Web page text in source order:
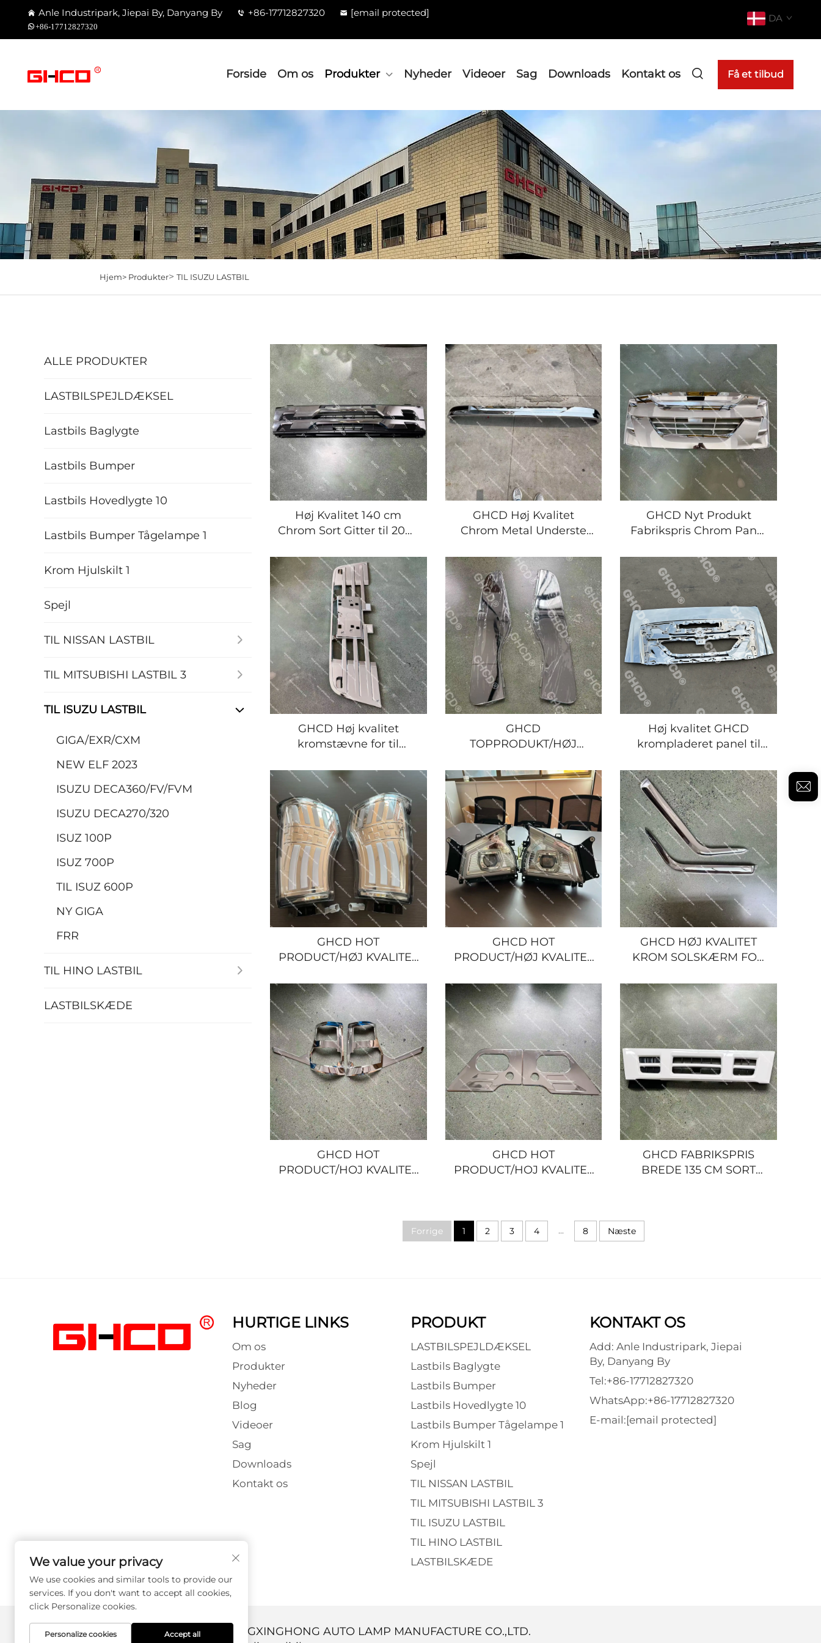
Anle Industripark, Jiepai By, Danyang By +86-17712827320 [email protected]
+86-17712827320
DA
Forside Om os Produkter Nyheder Videoer Sag Downloads Kontakt os Få et tilbud
Hjem> Produkter> TIL ISUZU LASTBIL
ALLE PRODUKTER
LASTBILSPEJLDÆKSEL
Lastbils Baglygte
Lastbils Bumper
Lastbils Hovedlygte 10
Lastbils Bumper Tågelampe 1
Krom Hjulskilt 1
Spejl
TIL NISSAN LASTBIL
TIL MITSUBISHI LASTBIL 3
TIL ISUZU LASTBIL
GIGA/EXR/CXM
NEW ELF 2023
ISUZU DECA360/FV/FVM
ISUZU DECA270/320
ISUZ 100P
ISUZ 700P
TIL ISUZ 600P
NY GIGA
FRR
TIL HINO LASTBIL
LASTBILSKÆDE
Høj Kvalitet 140 cm
Chrom Sort Gitter til 2008
FRR/HINO/MITSUBISHI/NISSAN
Japanske Lastbiler Hot
Product Plastik Ny
GHCD Høj Kvalitet
Chrom Metal Underste
Japanske Lastbilmærker
Giga Hino Isuzu
Mitsubishi
GHCD Nyt Produkt
Fabrikspris Chrom Panel
til ISUZU New GIGA/HNO
til NISSAN MITSUBISHI
Fremstillet af
GHCD Høj kvalitet
kromstævne for til
Isuzu New Giga Hino
Nissan Mitsubishi
GHCD
TOPPRODUKT/HØJ
KROMPLATERET
SIDEPANELET FOR
JAPANSKE LASTBILER
2007 ÅRS ISUZU
GIGA/HINO/MITSUBISHI/NISSAN
Høj kvalitet GHCD
krompladeret panel til
Isuzu New Giga Hino
Mitsubishi Nissan
GHCD HOT
PRODUCT/HØJ KVALITET
HJØRNELAMPE TIL
JAPANSK LASTBIL ISUZU
NQR/600P/HINO/NISSASN/MITSUBISHI
GHCD HOT
PRODUCT/HØJ KVALITET
FORLYGTER TIL JAPANSK
LASTBIL ISUZU
NQR/600P/HINO/MITSUBISHI/NISSAN
GHCD HØJ KVALITET
KROM SOLSKÆRM FOR
NQR/ELF/HINO/Mitsubishi/Nissan
Ny plastikprodukt
GHCD HOT
PRODUCT/HOJ KVALITET
GHCD HOT
PRODUCT/HOJ KVALITET
ELF/NQR/100P/600P/NPR/HINO/NISSAN/MITSUBISHI
GHCD FABRIKSPRIS
BREDE 135 CM SORT
Forrige 1 2 3 4 ... 8 Næste
HURTIGE LINKS
Om os
Produkter
Nyheder
Blog
Videoer
Sag
Downloads
Kontakt os
PRODUKT
LASTBILSPEJLDÆKSEL
Lastbils Baglygte
Lastbils Bumper
Lastbils Hovedlygte 10
Lastbils Bumper Tågelampe 1
Krom Hjulskilt 1
Spejl
TIL NISSAN LASTBIL
TIL MITSUBISHI LASTBIL 3
TIL ISUZU LASTBIL
TIL HINO LASTBIL
LASTBILSKÆDE
KONTAKT OS
Add: Anle Industripark, Jiepai
By, Danyang By
Tel:+86-17712827320
WhatsApp:+86-17712827320
E-mail:[email protected]
Copyright © 2026 DANYANG GUANGXINGHONG AUTO LAMP MANUFACTURE CO.,LTD.
We value your privacy
We use cookies and similar tools to provide our
services. If you don't want to accept all cookies,
click Personalize cookies.
Personalize cookies Accept all